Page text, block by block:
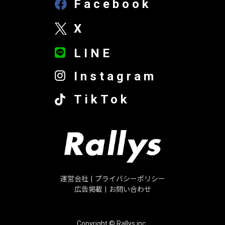
Facebook
X
LINE
Instagram
TikTok
運営会社
プライバシーポリシー
広告掲載
お問い合わせ
Copyright © Rallys inc.,